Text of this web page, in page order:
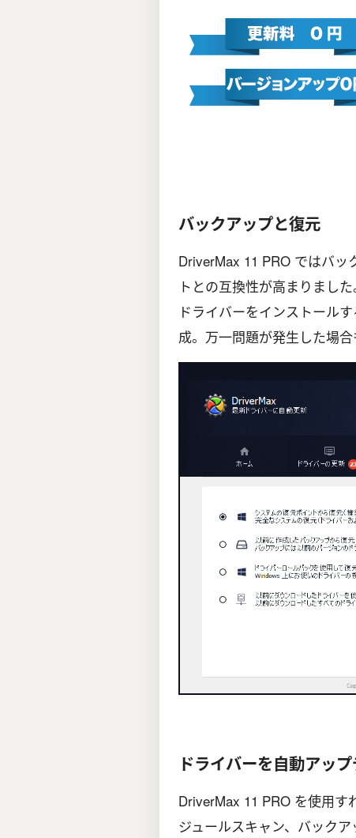
バックアップと復元
DriverMax 11 PRO ではバッ
トとの互換性が高まりました
ドライバーをインストール
成。万一問題が発生した場
ドライバーを自動アッ
DriverMax 11 PRO を使用す
ジュールスキャン、バック